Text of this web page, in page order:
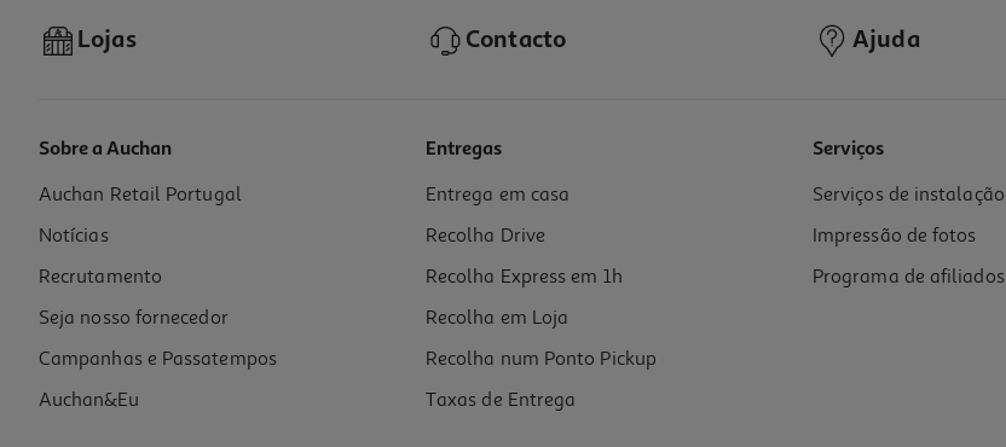
Smartphone Robusto Ulefone Armor X13 6gb 64gb Preto
199.99 €/un
199,99 €
Lojas Contacto Ajuda
Sobre a Auchan
Auchan Retail Portugal
Notícias
Recrutamento
Seja nosso fornecedor
Campanhas e Passatempos
Auchan&Eu
Entregas
Entrega em casa
Recolha Drive
Recolha Express em 1h
Recolha em Loja
Recolha num Ponto Pickup
Taxas de Entrega
Serviços
Serviços de instalação
Impressão de fotos
Programa de afiliados